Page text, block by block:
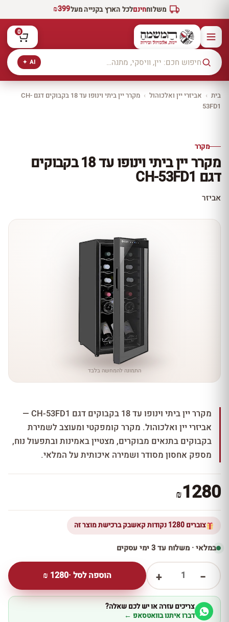
משלוחחינםלכל הארץ בקנייה מעל₪399
AI ✦
0
בית › אביזרי יין ואלכוהול ›
מקרר יין ביתי וינופו עד 18 בקבוקים דגם CH-
53FD1
10% הנחה
עכשיו ב-10% הנחה
לכל יינות יקב ירושלים ←
מקרר
מקרר יין ביתי וינופו עד 18 בקבוקים
דגם CH-53FD1
אביזר
התמונה להמחשה בלבד
מקרר יין ביתי וינופו עד 18 בקבוקים דגם CH-53FD1 —
אביזרי יין ואלכוהול. מקרר קומפקטי ומעוצב לשמירת
בקבוקים בתנאים מבוקרים, מצטיין באמינות ובתפעול נוח,
מספק אחסון מסודר ושמירה איכותית על המלאי.
₪1280
צוברים 1280 נקודות קאשבק ברכישת מוצר זה
במלאי · משלוח עד 3 ימי עסקים
−
1
+ הוספה לסל ·1280
₪
צריכים עזרה או יש לכם שאלה?
דברו איתנו בוואטסאפ ←